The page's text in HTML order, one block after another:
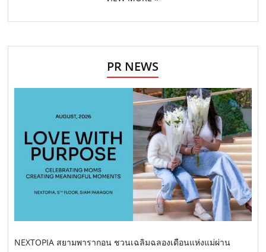
PR NEWS
NEXTOPIA สยามพารากอน ชวนเฉลิมฉลองเดือนแห่งแม่ผ่าน